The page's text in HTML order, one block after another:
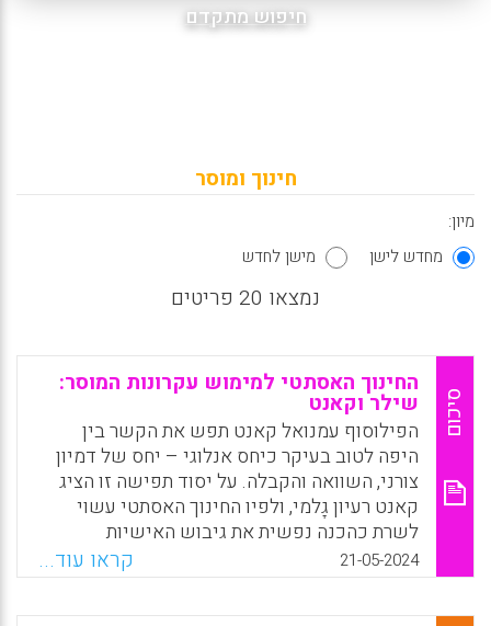
חיפוש מתקדם
חינוך ומוסר
מיון:
מחדש לישן
מישן לחדש
נמצאו 20 פריטים
סיכום
החינוך האסתטי למימוש עקרונות המוסר:
שילר וקאנט
הפילוסוף עמנואל קאנט תפש את הקשר בין
היפה לטוב בעיקר כיחס אנלוגי – יחס של דמיון
צורני, השוואה והקבלה. על יסוד תפישה זו הציג
קאנט רעיון גָלמי, ולפיו החינוך האסתטי עשוי
לשרת כהכנה נפשית את גיבוש האישיות
המוסרית. דהיינו, את האדם המחוקק והקובע
באורח אוטונומי כללֵי התנהגות תוך כדי השעיית
האינטרסים האנוכיים שלו
21-05-2024 קראו עוד...